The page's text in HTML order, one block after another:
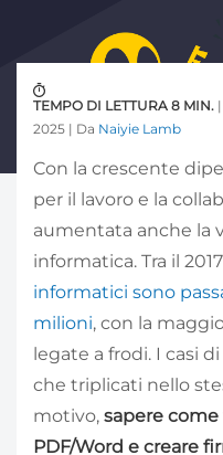
TEMPO DI LETTURA 8 MIN.
2025 | Da Naiyie Lamb
Con la crescente
per il lavoro e la
aumentata anche la
informatica. Tra il
informatici sono
milioni, con la
legate a frodi. I casi
che triplicati nello
motivo, sapere
PDF/Word e creare